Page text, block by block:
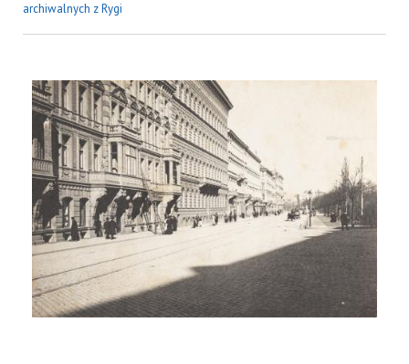
archiwalnych z Rygi